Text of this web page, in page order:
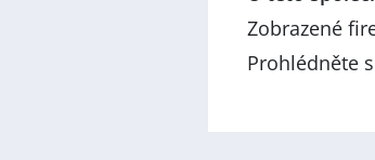
Zobrazené
Prohlédněte